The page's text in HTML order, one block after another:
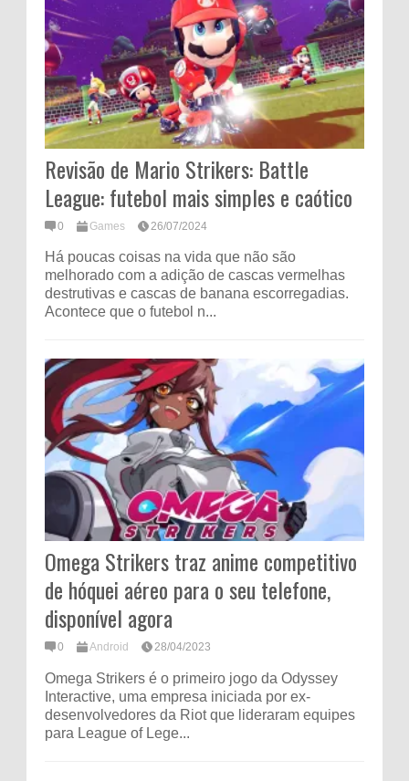
Revisão de Mario Strikers: Battle
League: futebol mais simples e caótico
0 Games 26/07/2024
Há poucas coisas na vida que não são
melhorado com a adição de cascas vermelhas
destrutivas e cascas de banana escorregadias.
Acontece que o futebol n...
Omega Strikers traz anime competitivo
de hóquei aéreo para o seu telefone,
disponível agora
0 Android 28/04/2023
Omega Strikers é o primeiro jogo da Odyssey
Interactive, uma empresa iniciada por ex-
desenvolvedores da Riot que lideraram equipes
para League of Lege...